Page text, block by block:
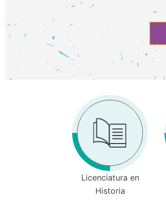
Licenciatura en
Historia